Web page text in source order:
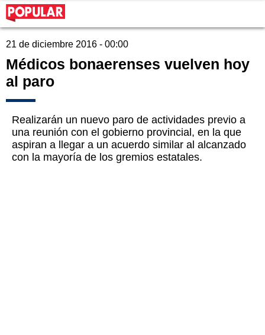
21 de diciembre 2016 - 00:00
Médicos bonaerenses vuelven hoy
al paro
Realizarán un nuevo paro de actividades previo a
una reunión con el gobierno provincial, en la que
aspiran a llegar a un acuerdo similar al alcanzado
con la mayoría de los gremios estatales.